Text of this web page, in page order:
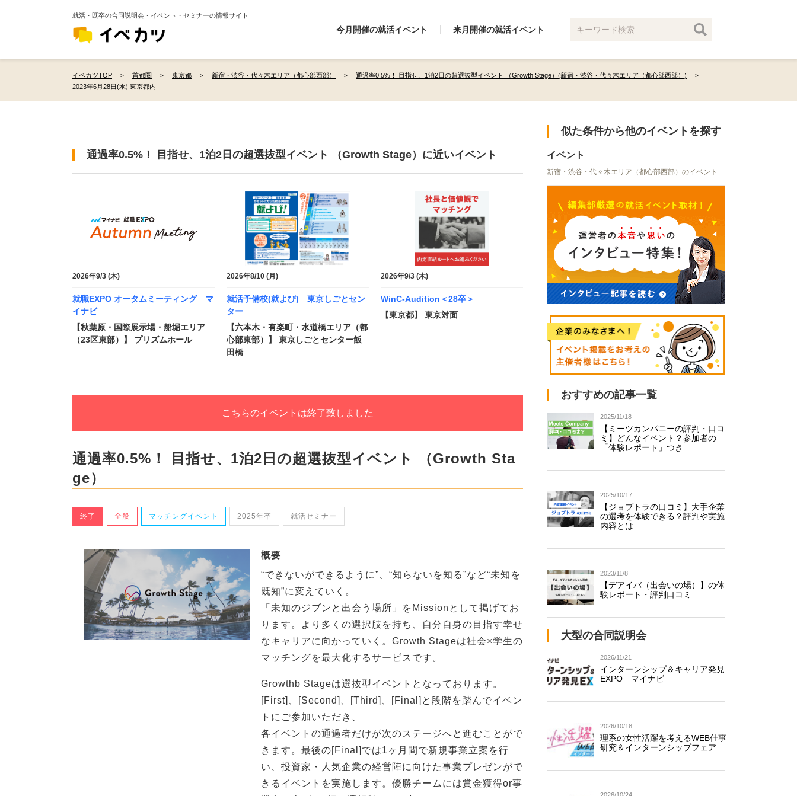
就活・既卒の合同説明会・イベント・セミナーの情報サイト
今月開催の就活イベント 来月開催の就活イベント
イベカツTOP 首都圏 東京都 新宿・渋谷・代々木エリア（都心部西部）
通過率0.5%！ 目指せ、1泊2日の超選抜型イベント （Growth Stage）(新宿・渋谷・代々木エリア（都心部西部）)
2023年6月28日(水) 東京都内
通過率0.5%！ 目指せ、1泊2日の超選抜型イベント （Growth Stage）に近いイベント
2026年9/3 (木)
就職EXPO オータムミーティング マ
イナビ
【秋葉原・国際展示場・船堀エリア
（23区東部）】 プリズムホール
2026年8/10 (月)
就活予備校(就よび) 東京しごとセン
ター
【六本木・有楽町・水道橋エリア（都
心部東部）】 東京しごとセンター飯
田橋
2026年9/3 (木)
WinC-Audition＜28卒＞
【東京都】 東京対面
こちらのイベントは終了致しました
通過率0.5%！ 目指せ、1泊2日の超選抜型イベント （Growth Sta
ge）
終了 全般 マッチングイベント 2025年卒 就活セミナー
概要
“できないができるように”、“知らないを知る”など“未知を
既知”に変えていく。
「未知のジブンと出会う場所」をMissionとして掲げてお
ります。より多くの選択肢を持ち、自分自身の目指す幸せ
なキャリアに向かっていく。Growth Stageは社会×学生の
マッチングを最大化するサービスです。
Growthb Stageは選抜型イベントとなっております。
[First]、[Second]、[Third]、[Final]と段階を踏んでイベン
トにご参加いただき、
各イベントの通過者だけが次のステージへと進むことがで
きます。最後の[Final]では1ヶ月間で新規事業立案を行
い、投資家・人気企業の経営陣に向けた事業プレゼンがで
きるイベントを実施します。優勝チームには賞金獲得or事
似た条件から他のイベントを探す
イベント
新宿・渋谷・代々木エリア（都心部西部）のイベント
おすすめの記事一覧
2025/11/18
【ミーツカンパニーの評判・口コ
ミ】どんなイベント？参加者の
「体験レポート」つき
2025/10/17
【ジョブトラの口コミ】大手企業
の選考を体験できる？評判や実施
内容とは
2023/11/8
【デアイバ（出会いの場）】の体
験レポート・評判口コミ
大型の合同説明会
2026/11/21
インターンシップ＆キャリア発見
EXPO マイナビ
2026/10/18
理系の女性活躍を考えるWEB仕事
研究＆インターンシップフェア